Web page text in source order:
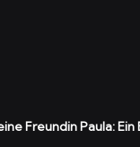
Freundin Paula: